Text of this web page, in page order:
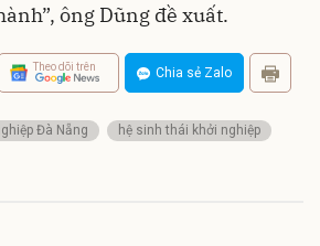
ông Dũng đề xuất.
Theo dõi trên Chia sẻ Zalo
Đà Nẵng
hệ sinh thái khởi nghiệp